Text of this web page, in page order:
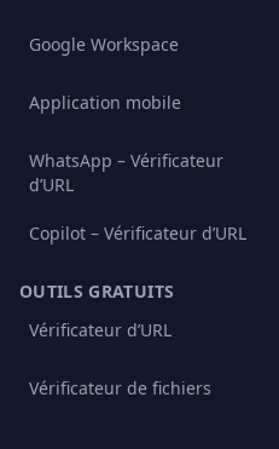
Google Workspace
Application mobile
WhatsApp – Vérificateur
d’URL
Copilot – Vérificateur d’URL
OUTILS GRATUITS
Vérificateur d’URL
Vérificateur de fichiers